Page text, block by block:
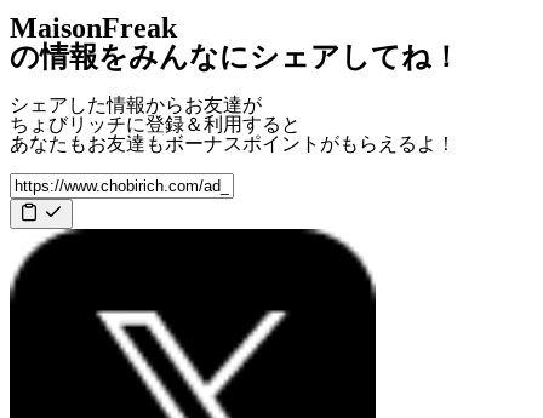
MaisonFreak
の情報をみんなにシェアしてね！
シェアした情報からお友達が
ちょびリッチに登録＆利用すると
あなたもお友達もボーナスポイント がもらえるよ！